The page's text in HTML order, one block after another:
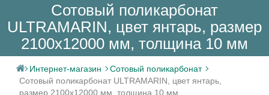
Сотовый поликарбонат
ULTRAMARIN, цвет янтарь, размер
2100x12000 мм, толщина 10 мм
Интернет-магазин
Сотовый поликарбонат
Сотовый поликарбонат ULTRAMARIN, цвет янтарь,
размер 2100x12000 мм, толщина 10 мм